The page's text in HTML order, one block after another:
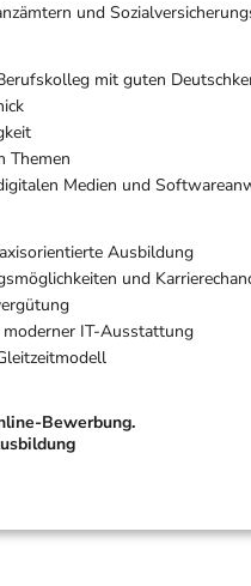
und
mit guten
Themen
Medien und
Ausbildung
und
IT-Ausstattung
Bewerbung.